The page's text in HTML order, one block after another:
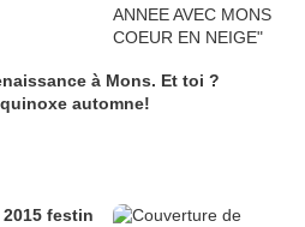
à Mons. Et toi ?
automne!